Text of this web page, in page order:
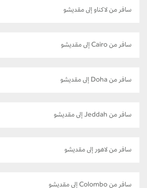
سافر من لاكناو إلى مقديشو
سافر من Cairo إلى مقديشو
سافر من Doha إلى مقديشو
سافر من Jeddah إلى مقديشو
سافر من لاهور إلى مقديشو
سافر من Colombo إلى مقديشو